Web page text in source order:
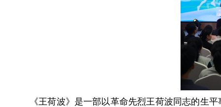
《王荷波》是一部以革命先烈王荷波同志的生